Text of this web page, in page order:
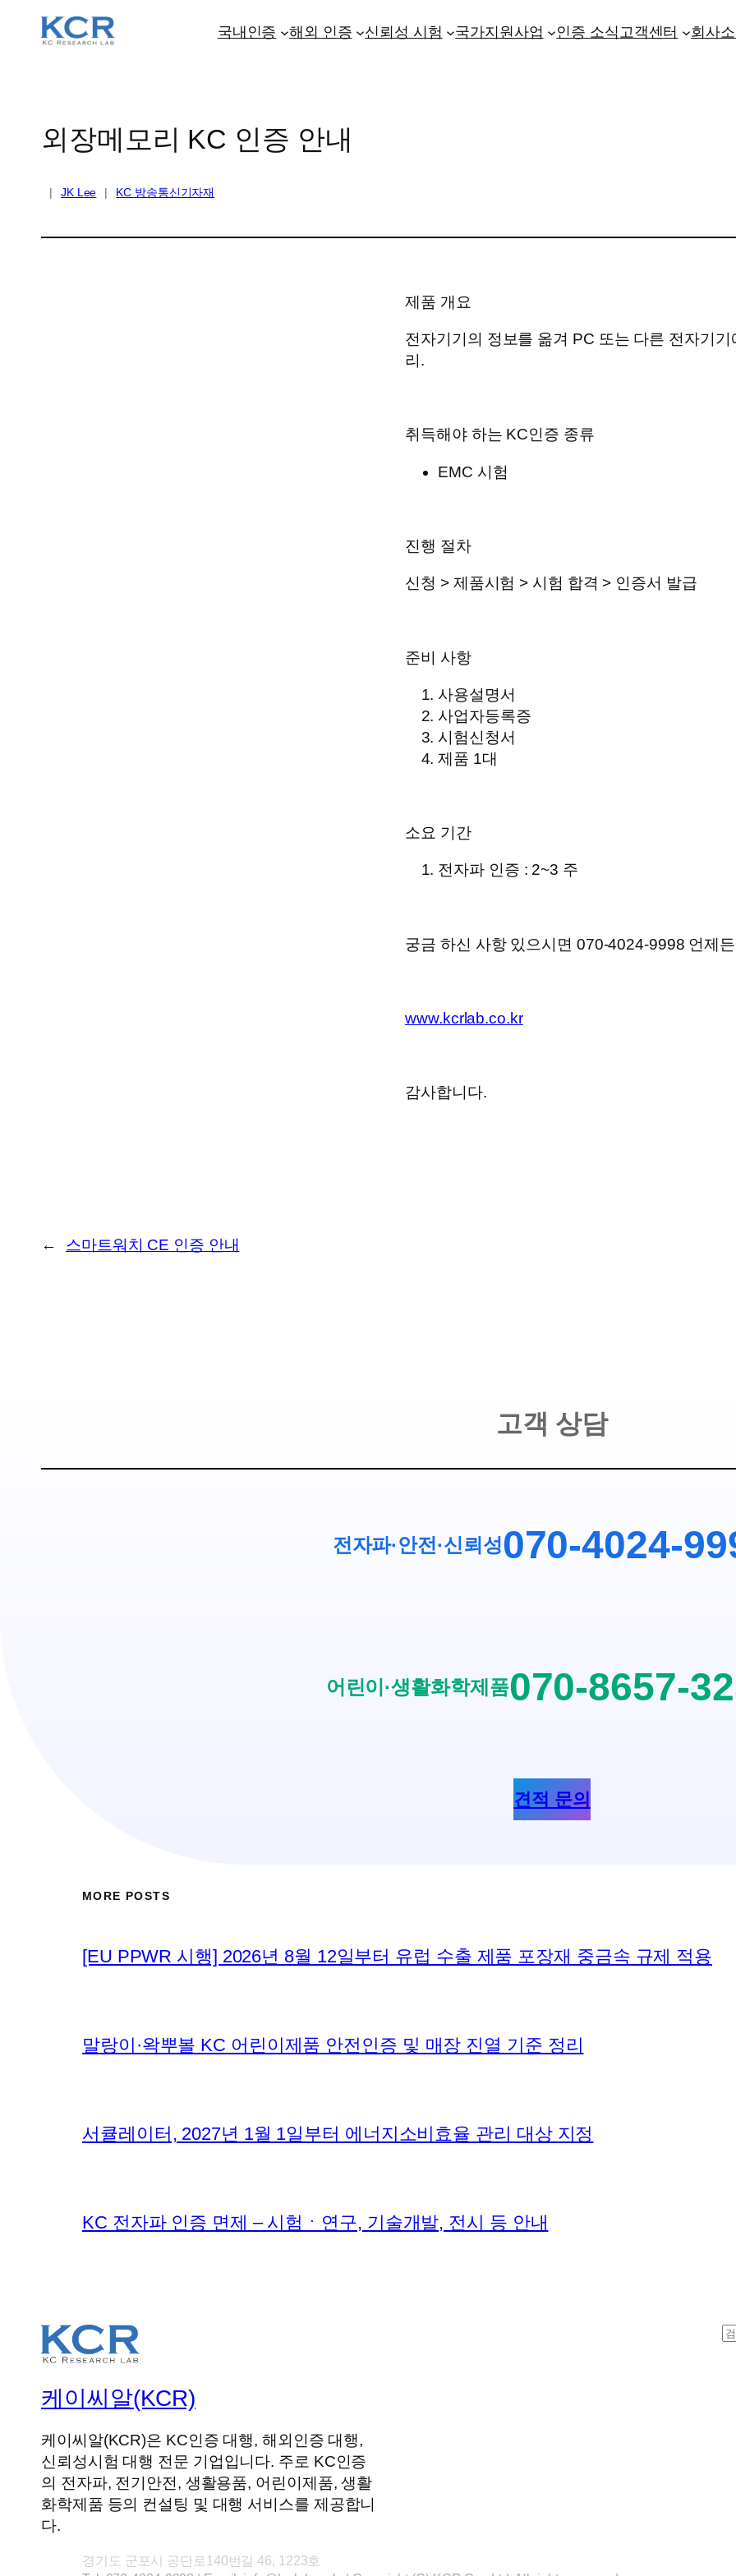
국내인증 해외 인증 신뢰성 시험 국가지원사업 인증 소식고객센터 회사
외장메모리 KC 인증 안내
| JK Lee | KC 방송통신기자재
제품 개요
전자기기의 정보를 옮겨 PC 또는 다른 전자기
리.
취득해야 하는 KC인증 종류
EMC 시험
진행 절차
신청 > 제품시험 > 시험 합격 > 인증서 발급
준비 사항
사용설명서
사업자등록증
시험신청서
제품 1대
소요 기간
전자파 인증 : 2~3 주
궁금 하신 사항 있으시면 070-4024-9998 언제
www.kcrlab.co.kr
감사합니다.
← 스마트워치 CE 인증 안내
고객 상담
전자파·안전·신뢰성070-4024-
어린이·생활화학제품070-8657-
견적 문의
MORE POSTS
[EU PPWR 시행] 2026년 8월 12일부터 유럽 수출 제품 포장재 중금속 규제 적용
말랑이·왁뿌볼 KC 어린이제품 안전인증 및 매장 진열 기준 정리
서큘레이터, 2027년 1월 1일부터 에너지소비효율 관리 대상 지정
KC 전자파 인증 면제 – 시험ㆍ연구, 기술개발, 전시 등 안내
케이씨알(KCR)
케이씨알(KCR)은 KC인증 대행, 해외인증 대행,
신뢰성시험 대행 전문 기업입니다. 주로 KC인증
의 전자파, 전기안전, 생활용품, 어린이제품, 생활
화학제품 등의 컨설팅 및 대행 서비스를 제공합니
다.
S
경기도 군포시 공단로140번길 46, 1223호